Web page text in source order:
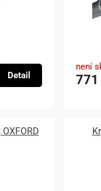
Detail
není
771